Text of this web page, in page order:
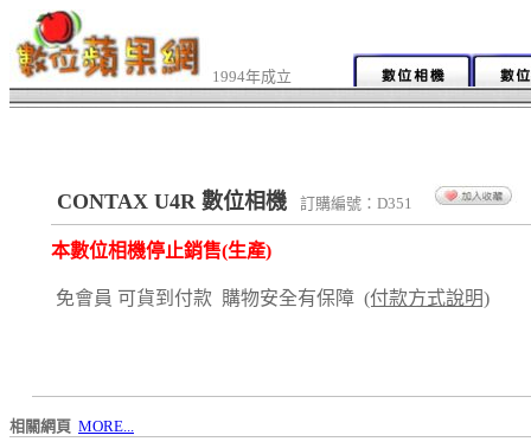
1994年成立
CONTAX U4R 數位相機 訂購編號：D351
本數位相機停止銷售(生產)
免會員 可貨到付款 購物安全有保障 (付款方式說明)
相關網頁 MORE...